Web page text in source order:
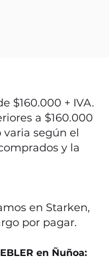
$160.000 + IVA.
a $160.000
varia según el
y la
en Starken,
por pagar.
en Ñuñoa: